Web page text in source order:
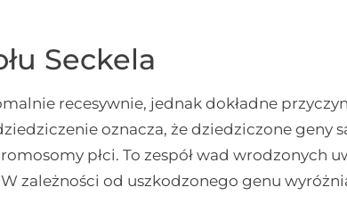
Seckela
recesywnie, jednak dokładne
oznacza, że dziedziczone geny
płci. To zespół wad wrodzonych
zależności od uszkodzonego genu